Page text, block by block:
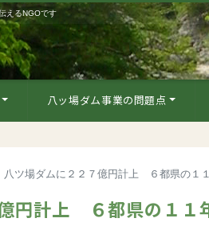
えるNGOです
八ッ場ダム事業の問題点
八ツ場ダムに２２７億円計上 ６都県の１
円計上 ６都県の１１